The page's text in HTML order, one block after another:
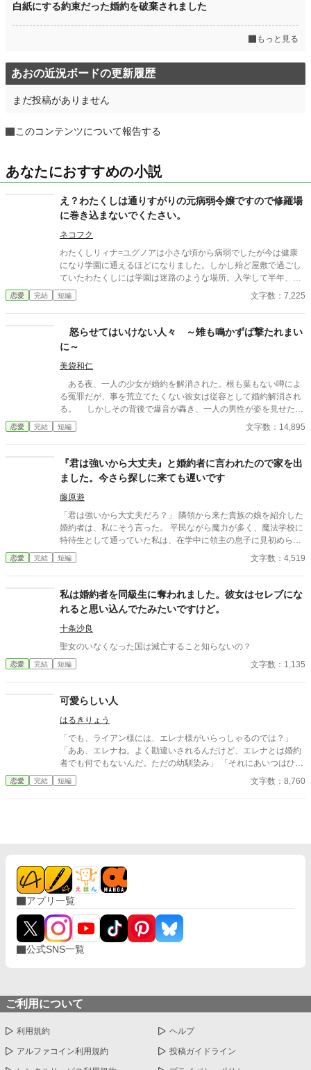
白紙にする約束だった婚約を破棄されました
もっと見る
あおの近況ボードの更新履歴
まだ投稿がありません
このコンテンツについて報告する
あなたにおすすめの小説
え？わたくしは通りすがりの元病弱令嬢ですので修羅場
に巻き込まないでくたさい。
ネコフク
わたくしリィナ=ユグノアは小さな頃から病弱でしたが今は健康
になり学園に通えるほどになりました。しかし殆ど屋敷で過ごし
ていたわたくしには学園は迷路のような場所。入学して半年、未
だに迷子になってしまいます。今日も侍従のハルにニヤニヤされ
ながら遠回り（迷子）して出た場所では何やら不穏な集団
まぁするお話です。そして修羅場とは関係ないトコで婚約者に溺
恋愛 完結 短編 文字数：7,225
怒らせてはいけない人々 ～雉も鳴かずば撃たれまい
に～
美袋和仁
ある夜、一人の少女が婚約を解消された。根も葉もない噂によ
る冤罪だが、事を荒立てたくない彼女は従容として婚約解消され
る。 しかしその背後で爆音が轟き、一人の男性が姿を見せた。
彼は少女の父親。 怒らせてはならない人々に繋がる少女の婚約
解消が、思わぬ展開を導きだす。 なんとなくの一気書き。御笑
恋愛 完結 短編 文字数：14,895
『君は強いから大丈夫』と婚約者に言われたので家を出
ました。今さら探しに来ても遅いです
藤原遊
「君は強いから大丈夫だろ？」 隣領から来た貴族の娘を紹介した
婚約者は、私にそう言った。 平民ながら魔力が多く、魔法学校に
特待生として通っていた私は、在学中に領主の息子に見初められ
た。 「君の力なら、この街を守れる。一緒に守ろう」 そう言われ
て彼の領地に来て、婚約した。 それから数年。 街にはほとんど魔
は。 隣領から来た貴族の娘を紹介した婚約者は、私にこう言っ
た。 「君は強いから大丈夫だろ？」 その言葉を聞いた瞬間、私は
ようやく気づく。 彼にとって私は、何だったのか。 だから私は、
恋愛 完結 短編 文字数：4,519
私は婚約者を同級生に奪われました。彼女はセレブにな
れると思い込んでたみたいですけど。
十条沙良
聖女のいなくなった国は滅亡すること知らないの？
恋愛 完結 短編 文字数：1,135
可愛らしい人
はるきりょう
「でも、ライアン様には、エレナ様がいらっしゃるのでは？」
「ああ、エレナね。よく勘違いされるんだけど、エレナとは婚約
者でも何でもないんだ。ただの幼馴染み」 「それにあいつはひと
りで生きていけるから」 女性ながらに剣術を学ぶエレナは可愛げ
がないという理由で、ほとんど婚約者同然の幼馴染から捨てられ
兄に頼んででも行った方がいいだろう。 「よければ僕と一緒に行
きませんか？」
恋愛 完結 短編 文字数：8,760
アプリ一覧
公式SNS一覧
ご利用について
利用規約 ヘルプ
アルファコイン利用規約 投稿ガイドライン